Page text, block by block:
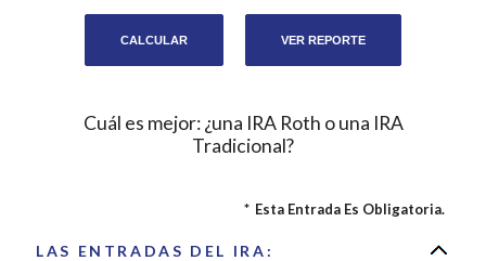
Cuál es mejor: ¿una IRA Roth o una IRA
Tradicional?
* Esta Entrada Es Obligatoria.
LAS ENTRADAS DEL IRA: